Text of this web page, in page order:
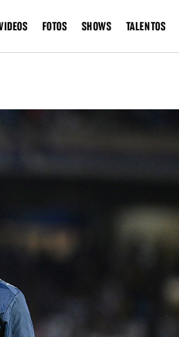
FOTOS SHOWS TALENTOS